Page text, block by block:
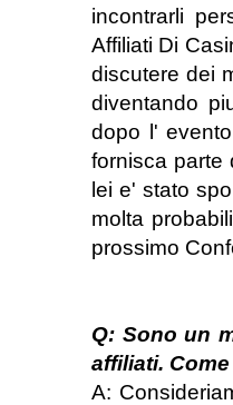
incontrarli
Affiliati Di
discutere dei
diventando
dopo l'
fornisca parte
lei e' stato
molta
prossimo
Q: Sono un
affiliati.
A: